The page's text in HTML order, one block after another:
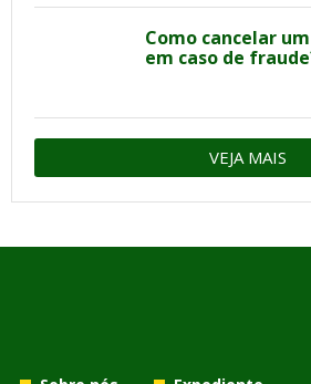
Como cancelar
em caso de
VEJA MAIS